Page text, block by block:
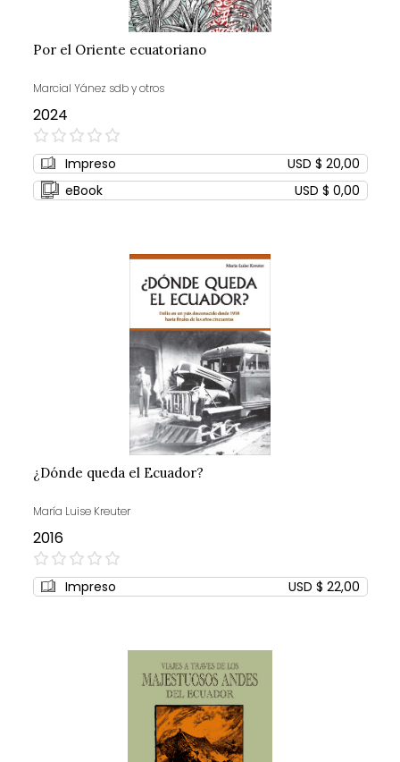
Por el Oriente ecuatoriano
Marcial Yánez sdb y otros
2024
0%
Impreso
USD $ 20,00
eBook
USD $ 0,00
¿Dónde queda el Ecuador?
María Luise Kreuter
2016
0%
Impreso USD $ 22,00